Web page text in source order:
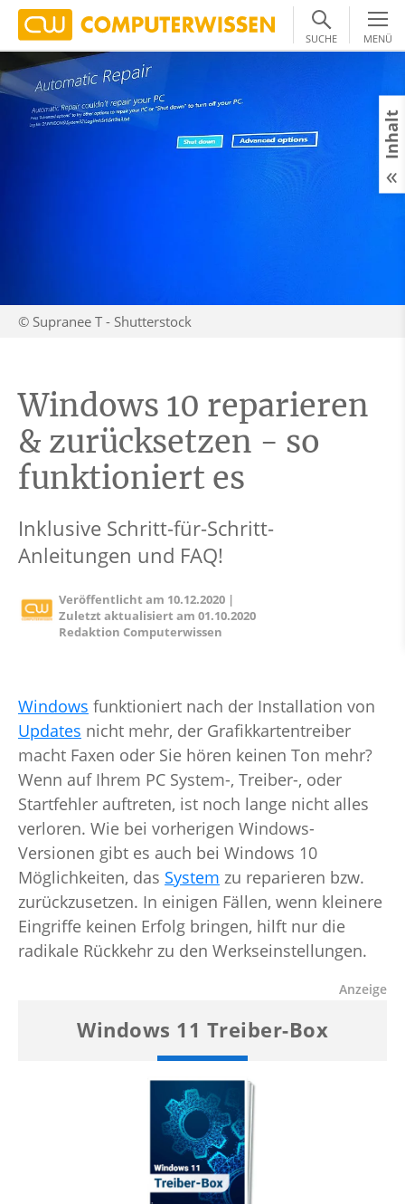
SUCHE MENÜ
© Supranee T - Shutterstock
Windows 10 reparieren
& zurücksetzen - so
funktioniert es
Inklusive Schritt-für-Schritt-
Anleitungen und FAQ!
Veröffentlicht am 10.12.2020 |
Zuletzt aktualisiert am01.10.2020
Redaktion Computerwissen
Windows funktioniert nach der Installation von
Updates nicht mehr, der Grafikkartentreiber
macht Faxen oder Sie hören keinen Ton mehr?
Wenn auf Ihrem PC System-, Treiber-, oder
Startfehler auftreten, ist noch lange nicht alles
verloren. Wie bei vorherigen Windows-
Versionen gibt es auch bei Windows 10
Möglichkeiten, das System zu reparieren bzw.
zurückzusetzen. In einigen Fällen, wenn kleinere
Eingriffe keinen Erfolg bringen, hilft nur die
radikale Rückkehr zu den Werkseinstellungen.
Inhalt